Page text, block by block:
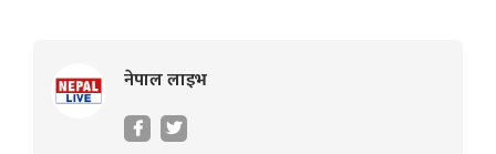
नेपाल लाइभ